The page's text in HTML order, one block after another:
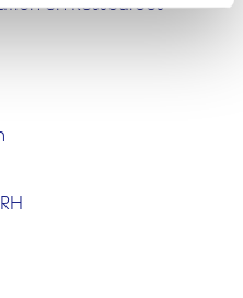
en Ressources